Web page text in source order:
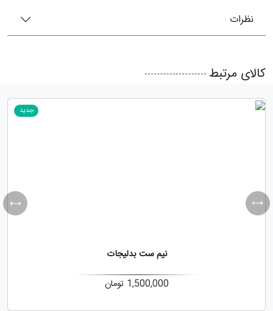
نظرات
کالای مرتبط
جدید
نیم ست بدلیجات
1,500,000 تومان